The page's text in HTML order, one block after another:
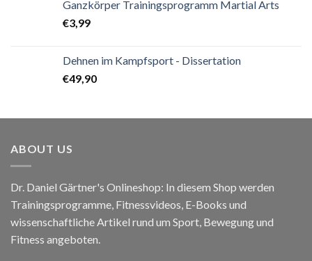
Ganzkörper Trainingsprogramm Martial Arts
€3,99
Dehnen im Kampfsport - Dissertation
€49,90
ABOUT US
Dr. Daniel Gärtner's Onlineshop: In diesem Shop werden
Trainingsprogramme, Fitnessvideos, E-Books und
wissenschaftliche Artikel rund um Sport, Bewegung und
Fitness angeboten.